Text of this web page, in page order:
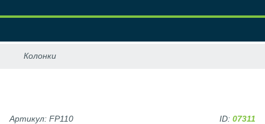
Артикул: FP110 ID: 07311